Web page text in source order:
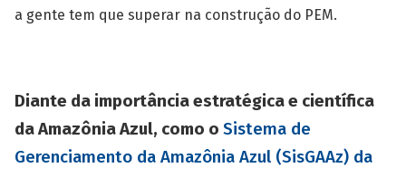
a gente tem que superar na construção do PEM.
Diante da importância estratégica e científica
da Amazônia Azul, como o Sistema de
Gerenciamento da Amazônia Azul (SisGAAz) da